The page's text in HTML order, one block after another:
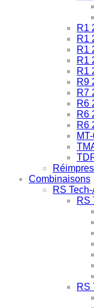
R1
R1
R1
R1
R1
R9
R7
R6
R6
R6
Combinaisons
RS
RS
RS